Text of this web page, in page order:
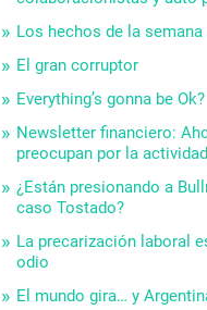
Los hechos de la semana
El gran corruptor
Everything’s gonna be Ok?
Newsletter financiero:
preocupan por la actividad
¿Están presionando a
caso Tostado?
La precarización laboral
odio
El mundo gira… y